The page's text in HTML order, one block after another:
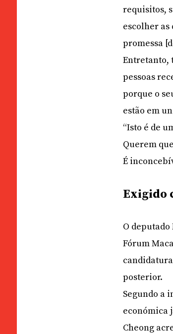
requisitos,
escolher as
promessa
Entretanto,
pessoas
porque o
estão em
“Isto é de
Querem
É
Exigido
O
Fórum
posterior.
Segundo a
económica
Cheong